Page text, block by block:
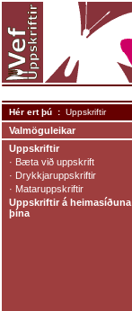
Valmöguleikar
Uppskriftir
· Bæta við uppskrift
· Drykkjaruppskriftir
· Mataruppskriftir
Uppskriftir á heimasíðuna
þína
Hér ert þú : Uppskriftir